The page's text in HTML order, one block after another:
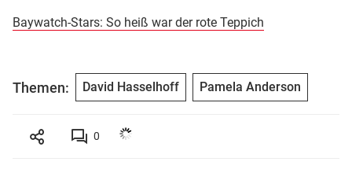
Baywatch-Stars: So heiß war der rote Teppich
Themen: David Hasselhoff Pamela Anderson
0